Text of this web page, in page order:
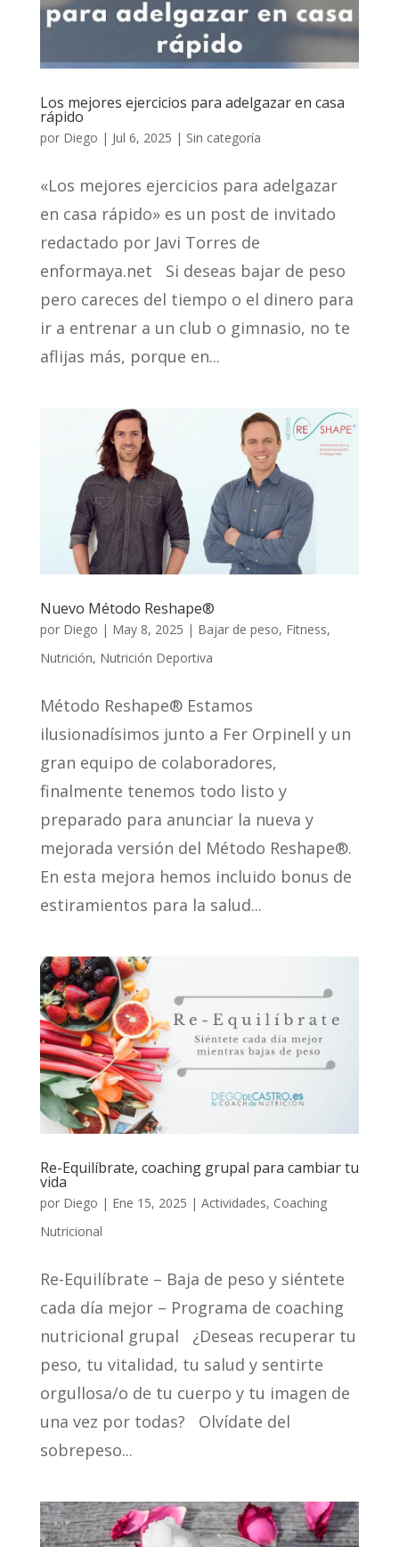
Los mejores ejercicios para adelgazar en casa
rápido
por Diego | Jul 6, 2025 | Sin categoría
«Los mejores ejercicios para adelgazar
en casa rápido» es un post de invitado
redactado por Javi Torres de
enformaya.net Si deseas bajar de peso
pero careces del tiempo o el dinero para
ir a entrenar a un club o gimnasio, no te
aflijas más, porque en...
Nuevo Método Reshape®
por Diego | May 8, 2025 | Bajar de peso, Fitness,
Nutrición, Nutrición Deportiva
Método Reshape® Estamos
ilusionadísimos junto a Fer Orpinell y un
gran equipo de colaboradores,
finalmente tenemos todo listo y
preparado para anunciar la nueva y
mejorada versión del Método Reshape®.
En esta mejora hemos incluido bonus de
estiramientos para la salud...
Re-Equilíbrate, coaching grupal para cambiar tu
vida
por Diego | Ene 15, 2025 | Actividades, Coaching
Nutricional
Re-Equilíbrate – Baja de peso y siéntete
cada día mejor – Programa de coaching
nutricional grupal ¿Deseas recuperar tu
peso, tu vitalidad, tu salud y sentirte
orgullosa/o de tu cuerpo y tu imagen de
una vez por todas? Olvídate del
sobrepeso...